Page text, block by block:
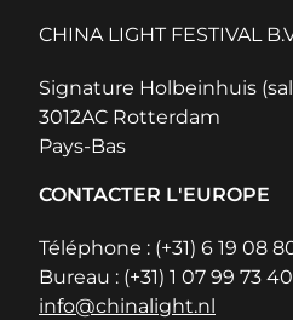
CHINA LIGHT FESTIVAL
Signature Holbeinhuis
3012AC Rotterdam
Pays-Bas
CONTACTER L'EUROPE
Téléphone : (+31) 6 19 08
Bureau : (+31) 1 07 99 73 40
info@chinalight.nl